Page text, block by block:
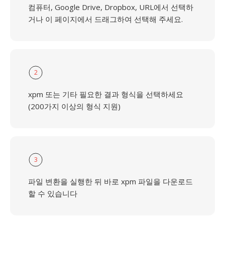
컴퓨터, Google Drive, Dropbox, URL에서 선택하
거나 이 페이지에서 드래그하여 선택해 주세요.
2
xpm 또는 기타 필요한 결과 형식을 선택하세요
(200가지 이상의 형식 지원)
3
파일 변환을 실행한 뒤 바로 xpm 파일을 다운로드
할 수 있습니다